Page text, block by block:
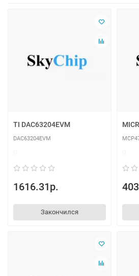
TI DAC63204EVM
DAC63204EVM
1616.31р.
Закончился